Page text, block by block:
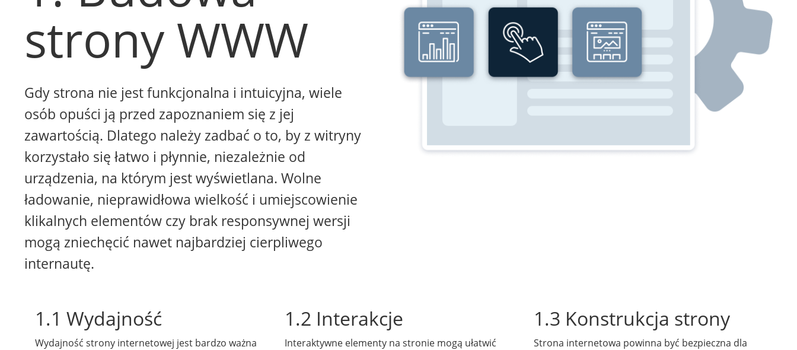
strony WWW
Gdy strona nie jest funkcjonalna i intuicyjna, wiele
osób opuści ją przed zapoznaniem się z jej
zawartością. Dlatego należy zadbać o to, by z witryny
korzystało się łatwo i płynnie, niezależnie od
urządzenia, na którym jest wyświetlana. Wolne
ładowanie, nieprawidłowa wielkość i umiejscowienie
klikalnych elementów czy brak responsywnej wersji
mogą zniechęcić nawet najbardziej cierpliwego
internautę.
1.1 Wydajność
Wydajność strony internetowej jest bardzo ważna
1.2 Interakcje
Interaktywne elementy na stronie mogą ułatwić
1.3 Konstrukcja strony
Strona internetowa powinna być bezpieczna dla